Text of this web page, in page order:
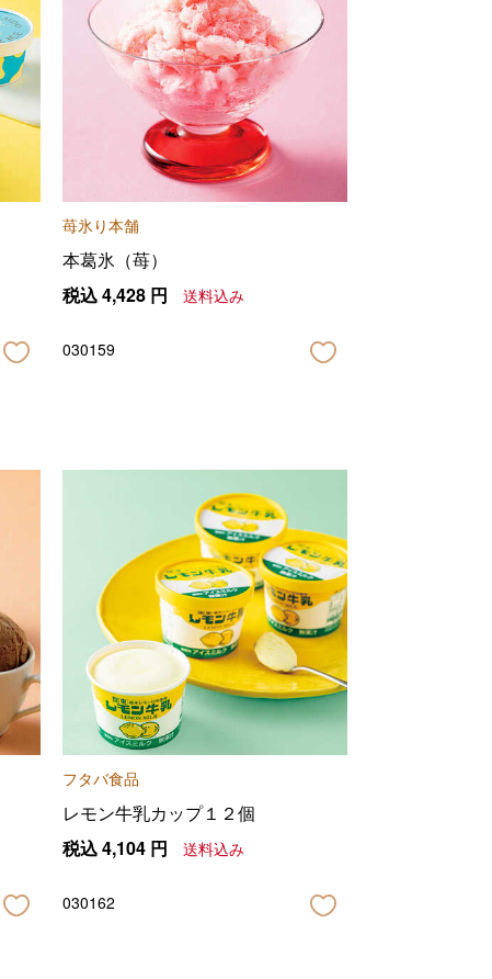
苺氷り本舗
本葛氷（苺）
税込4,428 円 送料込み
030159
フタバ食品
レモン牛乳カップ１２個
税込4,104 円 送料込み
030162